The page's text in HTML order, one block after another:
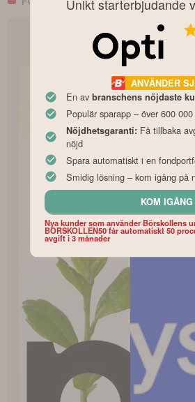
Unikt starterbjudande
ANVÄNDER
En av branschens nöjdaste
Populär sparapp – över 600
Nöjdhetsgaranti: Få tillbaka
nöjd
Spara automatiskt i en
Smidig lösning – kom igång på
KOM IGÅNG
Nya kunder som använder Börskollens
BORSKOLLEN50 får automatiskt 50
avgift i 3 månader